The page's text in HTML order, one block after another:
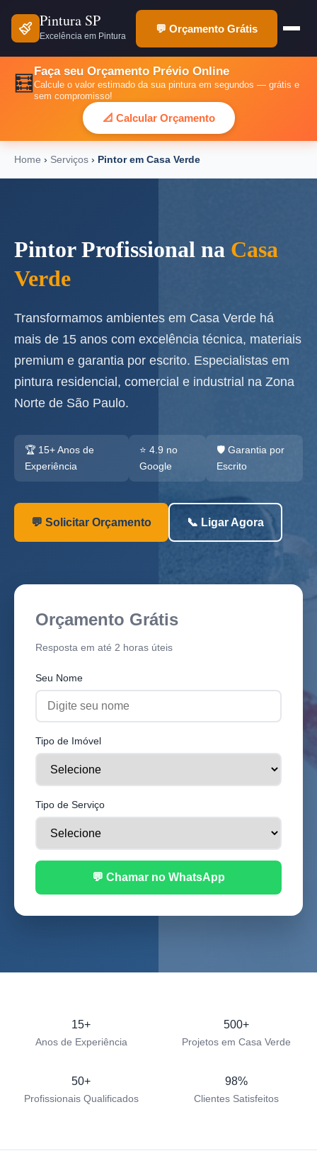
Pintura SP
Excelência em Pintura
💬 Orçamento Grátis
🧮
Faça seu Orçamento Prévio Online
Calcule o valor estimado da sua pintura em segundos — grátis e
sem compromisso!
📐 Calcular Orçamento
Home › Serviços › Pintor em Casa Verde
Pintor Profissional na Casa
Verde
Transformamos ambientes em Casa Verde há
mais de 15 anos com excelência técnica, materiais
premium e garantia por escrito. Especialistas em
pintura residencial, comercial e industrial na Zona
Norte de São Paulo.
🏆 15+ Anos de
Experiência
⭐ 4.9 no
Google
🛡️ Garantia por
Escrito
💬 Solicitar Orçamento 📞 Ligar Agora
Orçamento Grátis
Resposta em até 2 horas úteis
Seu Nome
Tipo de Imóvel
Tipo de Serviço
💬 Chamar no WhatsApp
15+
Anos de Experiência
500+
Projetos em Casa Verde
50+
Profissionais Qualificados
98%
Clientes Satisfeitos